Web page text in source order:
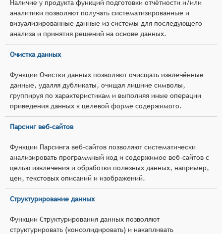
Наличие у продукта функций подготовки отчётности и/или
аналитики позволяют получать систематизированные и
визуализированные данные из системы для последующего
анализа и принятия решений на основе данных.
Очистка данных
Функции Очистки данных позволяют очисщать извлечённые
данные, удаляя дубликаты, очищая лишние символы,
группируя по характеристикам и выполняя иные операции
приведения данных к целевой форме содержимого.
Парсинг веб-сайтов
Функции Парсинга веб-сайтов позволяют систематически
анализировать программный код и содержимое веб-сайтов с
целью извлечения и обработки полезных данных, например,
цен, текстовых описаний и изображений.
Структурирование данных
Функции Структурирования данных позволяют
структурировать (консолидировать) и накапливать